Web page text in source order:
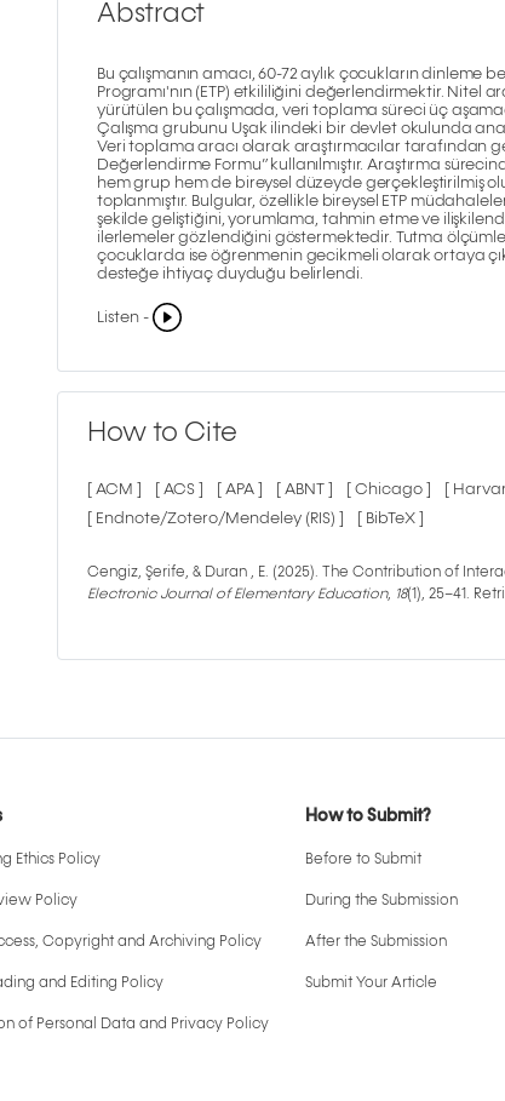
Abstract
Bu çalışmanın amacı, 60-72 aylık çocukların
Programı'nın (ETP) etkililiğini değerlendirmektir. Nitel
yürütülen bu çalışmada, veri toplama süreci üç
Çalışma grubunu Uşak ilindeki bir devlet okulunda
Veri toplama aracı olarak araştırmacılar tarafından
Değerlendirme Formu” kullanılmıştır. Araştırma
hem grup hem de bireysel düzeyde gerçekleştirilmiş
toplanmıştır. Bulgular, özellikle bireysel ETP
şekilde geliştiğini, yorumlama, tahmin etme ve
ilerlemeler gözlendiğini göstermektedir. Tutma
çocuklarda ise öğrenmenin gecikmeli olarak ortaya
desteğe ihtiyaç duyduğu belirlendi.
Listen -
How to Cite
[ ACM ] [ ACS ] [ APA ] [ ABNT ] [ Chicago ] [
[ Endnote/Zotero/Mendeley (RIS) ]
[ BibTeX ]
Cengiz, Şerife, & Duran , E. (2025). The Contribution of
Electronic Journal of Elementary Education, 18(1), 25–41.
Ethics Policy
Policy
Copyright and Archiving Policy
and Editing Policy
of Personal Data and Privacy Policy
How to Submit?
Before to Submit
During the Submission
After the Submission
Submit Your Article